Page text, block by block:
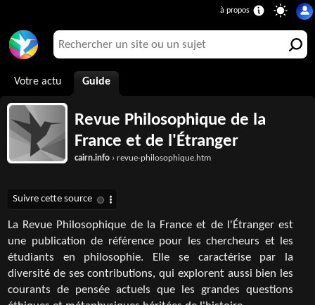
Votre actu Guide
Revue Philosophique de la
France et de l'Étranger
cairn.info › revue-philosophique.htm
La Revue Philosophique de la France et de l'Étranger est
une publication de référence pour les chercheurs et les
étudiants en philosophie. Elle se caractérise par la
diversité de ses contributions, qui explorent aussi bien les
courants de pensée actuels que les grandes questions